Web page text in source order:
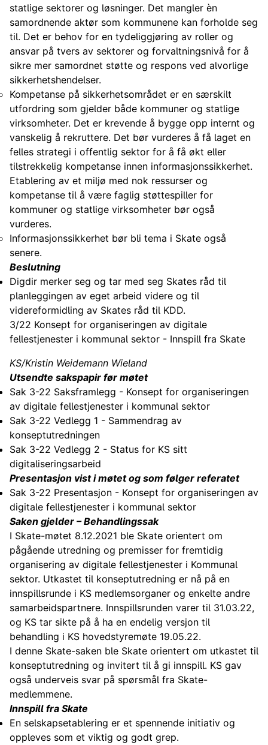
statlige sektorer og løsninger. Det mangler èn
samordnende aktør som kommunene kan forholde seg
til. Det er behov for en tydeliggjøring av roller og
ansvar på tvers av sektorer og forvaltningsnivå for å
sikre mer samordnet støtte og respons ved alvorlige
sikkerhetshendelser.
Kompetanse på sikkerhetsområdet er en særskilt
utfordring som gjelder både kommuner og statlige
virksomheter. Det er krevende å bygge opp internt og
vanskelig å rekruttere. Det bør vurderes å få laget en
felles strategi i offentlig sektor for å få økt eller
tilstrekkelig kompetanse innen informasjonssikkerhet.
Etablering av et miljø med nok ressurser og
kompetanse til å være faglig støttespiller for
kommuner og statlige virksomheter bør også
vurderes.
Informasjonssikkerhet bør bli tema i Skate også
senere.
Beslutning
Digdir merker seg og tar med seg Skates råd til
planleggingen av eget arbeid videre og til
videreformidling av Skates råd til KDD.
3/22 Konsept for organiseringen av digitale
fellestjenester i kommunal sektor - Innspill fra Skate
KS/Kristin Weidemann Wieland
Utsendte sakspapir før møtet
Sak 3-22 Saksframlegg - Konsept for organiseringen
av digitale fellestjenester i kommunal sektor
Sak 3-22 Vedlegg 1 - Sammendrag av
konseptutredningen
Sak 3-22 Vedlegg 2 - Status for KS sitt
digitaliseringsarbeid
Presentasjon vist i møtet og som følger referatet
Sak 3-22 Presentasjon - Konsept for organiseringen av
digitale fellestjenester i kommunal sektor
Saken gjelder – Behandlingssak
I Skate-møtet 8.12.2021 ble Skate orientert om
pågående utredning og premisser for fremtidig
organisering av digitale fellestjenester i Kommunal
sektor. Utkastet til konseptutredning er nå på en
innspillsrunde i KS medlemsorganer og enkelte andre
samarbeidspartnere. Innspillsrunden varer til 31.03.22,
og KS tar sikte på å ha en endelig versjon til
behandling i KS hovedstyremøte 19.05.22.
I denne Skate-saken ble Skate orientert om utkastet til
konseptutredning og invitert til å gi innspill. KS gav
også underveis svar på spørsmål fra Skate-
medlemmene.
Innspill fra Skate
En selskapsetablering er et spennende initiativ og
oppleves som et viktig og godt grep.